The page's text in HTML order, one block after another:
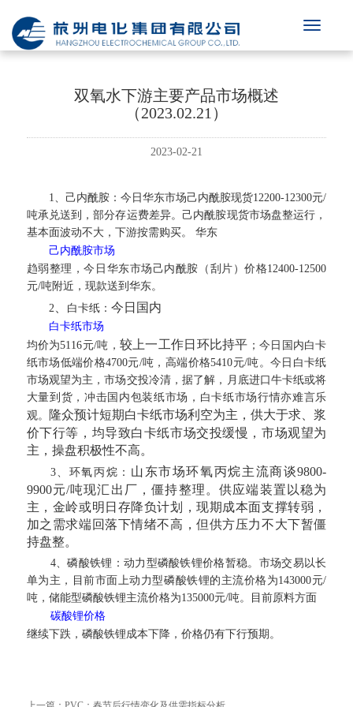
双氧水下游主要产品市场概述
（2023.02.21）
2023-02-21
1、己内酰胺： 今日华东市场己内酰胺现货12200-12300元/
吨承兑送到，部分存运费差异。己内酰胺现货市场盘整运行，
基本面波动不大，下游按需购买。 华东
己内酰胺市场
趋弱整理，今日华东市场己内酰胺（刮片）价格12400-12500
元/吨附近，现款送到华东。
2
白卡纸： 今日国内
白卡纸市场
均价为5116元/吨， 较上一工作日环比持平 ；今日国内白卡
纸市场低端价格4700元/吨，高端价格5410元/吨。今日白卡纸
市场观望为主，市场交投冷清，据了解，月底进口牛卡纸或将
大量到货，冲击国内包装纸市场，白卡纸市场行情亦难言乐
观。
隆众预计短期白卡纸市场利空为主，供大于求、浆
价下行等，均导致白卡纸市场交投缓慢，市场观望为
主，操盘积极性不高。
3、环氧丙烷： 山东市场环氧丙烷主流商谈9800-
9900元/吨现汇出厂，僵持整理。供应端装置以稳为
主，金岭或明日存降负计划，现期成本面支撑转弱，
加之需求端回落下情绪不高，但供方压力不大下暂僵
持盘整。
4、磷酸铁锂： 动力型磷酸铁锂价格暂稳。市场交易以长
单为主，目前市面上动力型磷酸铁锂的主流价格为143000元/
吨，储能型磷酸铁锂主流价格为135000元/吨。目前原料方面
碳酸锂价格
继续下跌，磷酸铁锂成本下降，价格仍有下行预期。